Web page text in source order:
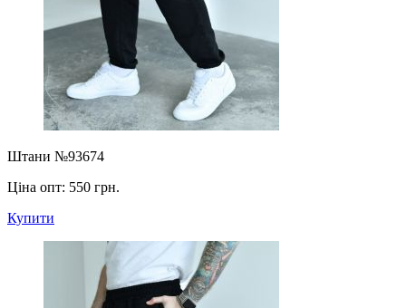
Штани №93674
Ціна опт: 550 грн.
Купити